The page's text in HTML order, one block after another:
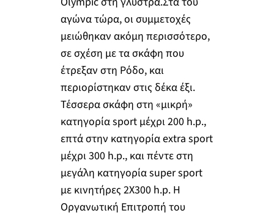
αγώνα τώρα, οι συμμετοχές
μειώθηκαν ακόμη περισσότερο,
σε σχέση με τα σκάφη που
έτρεξαν στη Ρόδο, και
περιορίστηκαν στις δέκα έξι.
Τέσσερα σκάφη στη «μικρή»
κατηγορία sport μέχρι 200 h.p.,
επτά στην κατηγορία extra sport
μέχρι 300 h.p., και πέντε στη
μεγάλη κατηγορία super sport
με κινητήρες 2Χ300 h.p. Η
Οργανωτική Επιτροπή του